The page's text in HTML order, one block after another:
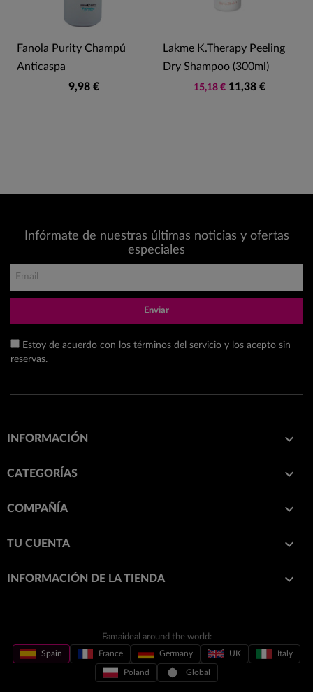
Fanola Purity Champú
Anticaspa
9,98 €
Lakme K.Therapy Peeling
Dry Shampoo (300ml)
15,18 € 11,38 €
Infórmate de nuestras últimas noticias y ofertas
especiales
Enviar
Estoy de acuerdo con los términos del servicio y los acepto sin
reservas.
INFORMACIÓN 
CATEGORÍAS 
COMPAÑÍA 
TU CUENTA 
INFORMACIÓN DE LA TIENDA keyboard_arrow_down
Famaideal around the world:
Spain France Germany UK Italy
Poland Global